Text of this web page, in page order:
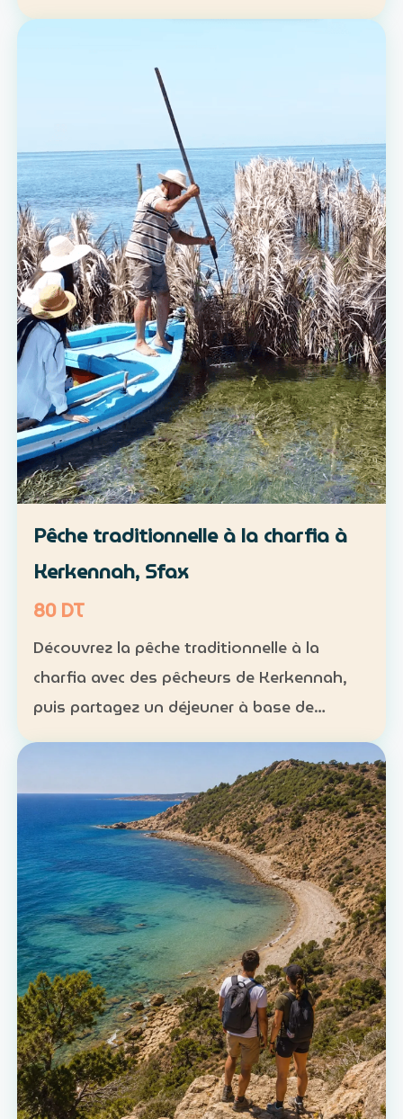
Format : cours collectif Rythme : une
séances sur un mois Ta…
Pêche traditionnelle à la charfia à
Kerkennah, Sfax
80 DT
Découvrez la pêche traditionnelle à la
charfia avec des pêcheurs de Kerkennah,
puis partagez un déjeuner à base de
poisson. Expérience : sortie en mer et
découverte d’une technique de pêche
ancestrale Patrimoine : la c…